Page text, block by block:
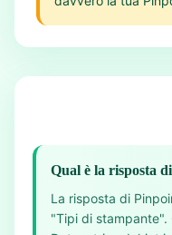
Qual è la risposta
La risposta di
"Tipi di stampante".